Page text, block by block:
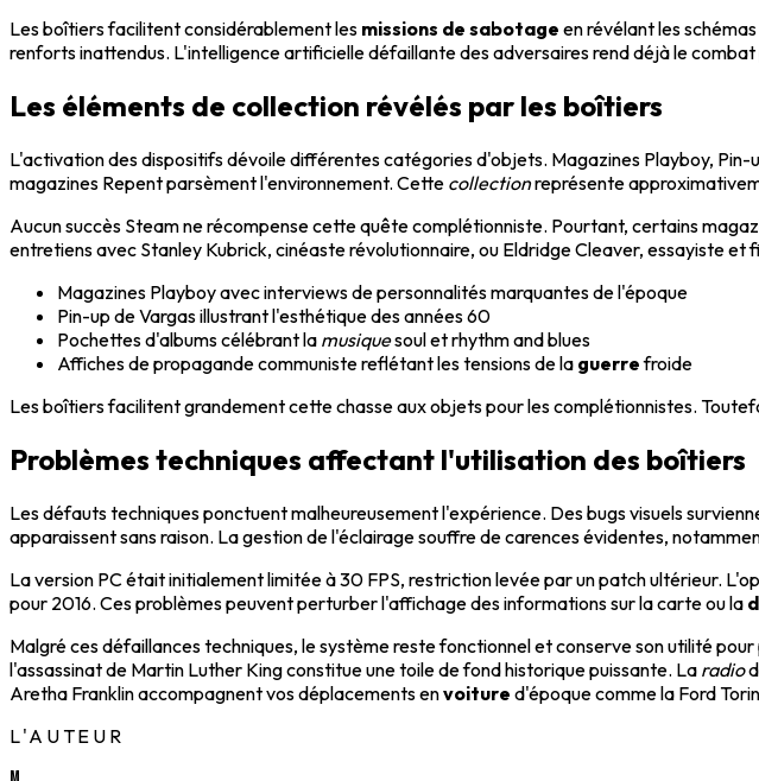
Les boîtiers facilitent considérablement les missions de sabotage en révélant les
renforts inattendus. L'intelligence artificielle défaillante des adversaires rend déjà le
Les éléments de collection révélés par les boîtiers
L'activation des dispositifs dévoile différentes catégories d'objets. Magazines Playboy,
magazines Repent parsèment l'environnement. Cette collectionreprésente
Aucun succès Steam ne récompense cette quête complétionniste. Pourtant, certains
entretiens avec Stanley Kubrick, cinéaste révolutionnaire, ou Eldridge Cleaver, essayiste
Magazines Playboy avec interviews de personnalités marquantes de l'époque
Pin-up de Vargas illustrant l'esthétique des années 60
Pochettes d'albums célébrant la musiquesoul et rhythm and blues
Affiches de propagande communiste reflétant les tensions de la guerrefroide
Les boîtiers facilitent grandement cette chasse aux objets pour les complétionnistes.
Problèmes techniques affectant l'utilisation des boîtiers
Les défauts techniques ponctuent malheureusement l'expérience. Des bugs visuels
apparaissent sans raison. La gestion de l'éclairage souffre de carences évidentes,
La version PC était initialement limitée à 30 FPS, restriction levée par un patch ultérieur.
pour 2016. Ces problèmes peuvent perturber l'affichage des informations sur la carte ou la
Malgré ces défaillances techniques, le système reste fonctionnel et conserve son utilité
l'assassinat de Martin Luther King constitue une toile de fond historique puissante. La radio
Aretha Franklin accompagnent vos déplacements envoiture d'époque comme la Ford
L'AUTEUR